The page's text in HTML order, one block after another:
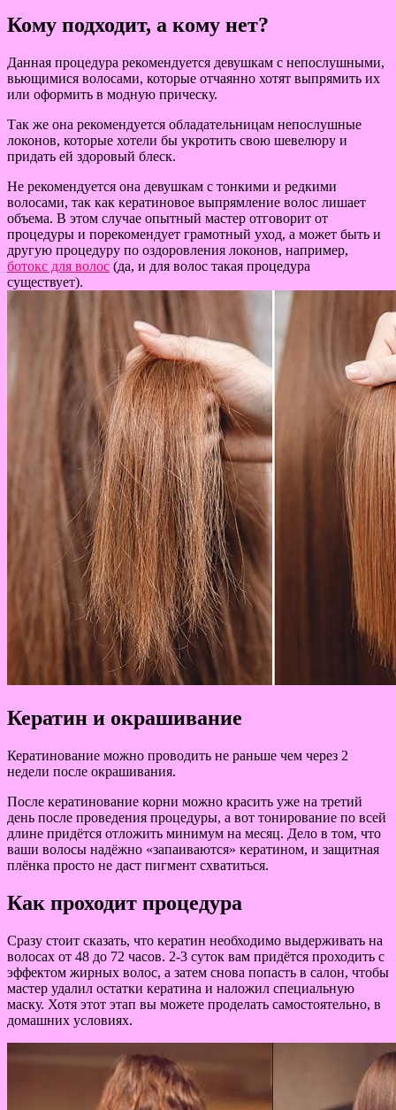
Кому подходит, а кому нет?
Данная процедура рекомендуется девушкам с непослушными,
вьющимися волосами, которые отчаянно хотят выпрямить их
или оформить в модную прическу.
Так же она рекомендуется обладательницам непослушные
локонов, которые хотели бы укротить свою шевелюру и
придать ей здоровый блеск.
Не рекомендуется она девушкам с тонкими и редкими
волосами, так как кератиновое выпрямление волос лишает
объема. В этом случае опытный мастер отговорит от
процедуры и порекомендует грамотный уход, а может быть и
другую процедуру по оздоровления локонов, например,
ботокс для волос (да, и для волос такая процедура
существует).
Кератин и окрашивание
Кератинование можно проводить не раньше чем через 2
недели после окрашивания.
После кератинование корни можно красить уже на третий
день после проведения процедуры, а вот тонирование по всей
длине придётся отложить минимум на месяц. Дело в том, что
ваши волосы надёжно «запаиваются» кератином, и защитная
плёнка просто не даст пигмент схватиться.
Как проходит процедура
Сразу стоит сказать, что кератин необходимо выдерживать на
волосах от 48 до 72 часов. 2-3 суток вам придётся проходить с
эффектом жирных волос, а затем снова попасть в салон, чтобы
мастер удалил остатки кератина и наложил специальную
маску. Хотя этот этап вы можете проделать самостоятельно, в
домашних условиях.